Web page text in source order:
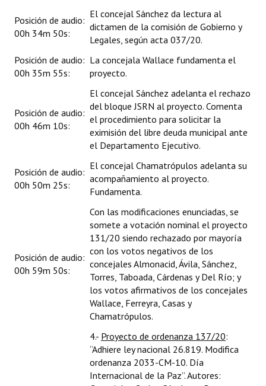
Posición de audio:
00h 34m 50s:
El concejal Sánchez da lectura al
dictamen de la comisión de Gobierno y
Legales, según acta 037/20.
Posición de audio:
00h 35m 55s:
La concejala Wallace fundamenta el
proyecto.
Posición de audio:
00h 46m 10s:
El concejal Sánchez adelanta el rechazo
del bloque JSRN al proyecto. Comenta
el procedimiento para solicitar la
eximisión del libre deuda municipal ante
el Departamento Ejecutivo.
Posición de audio:
00h 50m 25s:
El concejal Chamatrópulos adelanta su
acompañamiento al proyecto.
Fundamenta.
Posición de audio:
00h 59m 50s:
Con las modificaciones enunciadas, se
somete a votación nominal el proyecto
131/20 siendo rechazado por mayoría
con los votos negativos de los
concejales Almonacid, Ávila, Sánchez,
Torres, Taboada, Cárdenas y Del Río; y
los votos afirmativos de los concejales
Wallace, Ferreyra, Casas y
Chamatrópulos.
4.- Proyecto de ordenanza 137/20:
“Adhiere ley nacional 26.819. Modifica
ordenanza 2033-CM-10. Día
Internacional de la Paz”. Autores: